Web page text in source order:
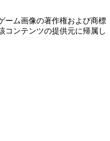
ーム画像の著作権および商標
コンテンツの提供元に帰属し